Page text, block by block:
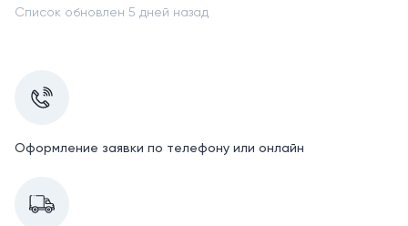
Список обновлен 5 дней назад
Оформление заявки по телефону или онлайн